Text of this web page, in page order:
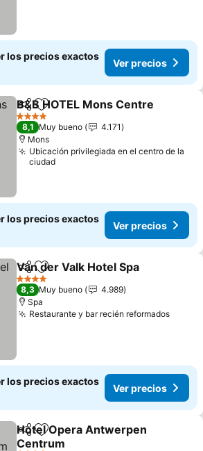
los precios exactos
Ver precios
CompartirAgregar a favoritos
B&B HOTEL Mons Centre
4 Estrellas
8,1 Muy bueno
4.171
Mons
Ubicación privilegiada en el centro de la
ciudad
los precios exactos
Ver precios
CompartirAgregar a favoritos
Van der Valk Hotel Spa
4 Estrellas
8,3 Muy bueno
4.989
Spa
Restaurante y bar recién reformados
los precios exactos
Ver precios
CompartirAgregar a favoritos
Hotel Opera Antwerpen
Centrum